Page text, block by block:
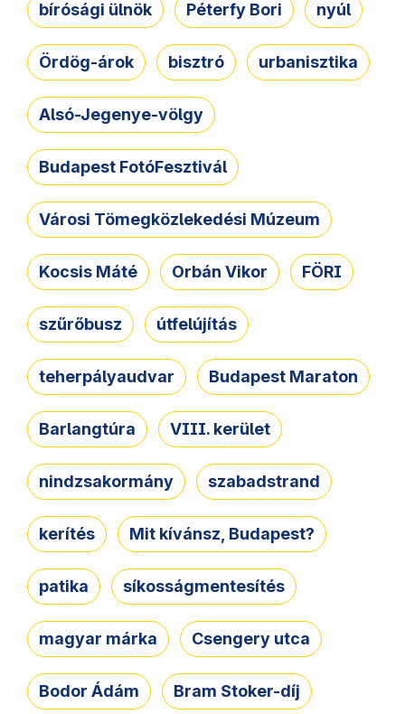
bírósági ülnök Péterfy Bori nyúl
Ördög-árok bisztró urbanisztika
Alsó-Jegenye-völgy
Budapest FotóFesztivál
Városi Tömegközlekedési Múzeum
Kocsis Máté Orbán Vikor FÖRI
szűrőbusz útfelújítás
teherpályaudvar Budapest Maraton
Barlangtúra VIII. kerület
nindzsakormány szabadstrand
kerítés Mit kívánsz, Budapest?
patika síkosságmentesítés
magyar márka Csengery utca
Bodor Ádám Bram Stoker-díj